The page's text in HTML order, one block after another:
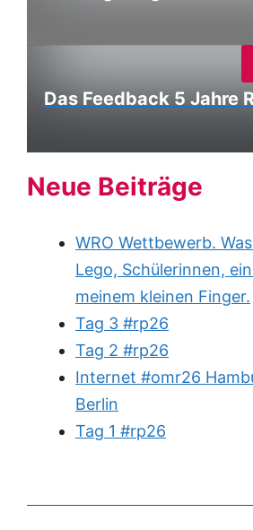
Das Feedback 5 Jahre
Neue Beiträge
WRO Wettbewerb.
Lego, Schülerinnen,
meinem kleinen Finger.
Tag 3 #rp26
Tag 2 #rp26
Internet #omr26
Berlin
Tag 1 #rp26